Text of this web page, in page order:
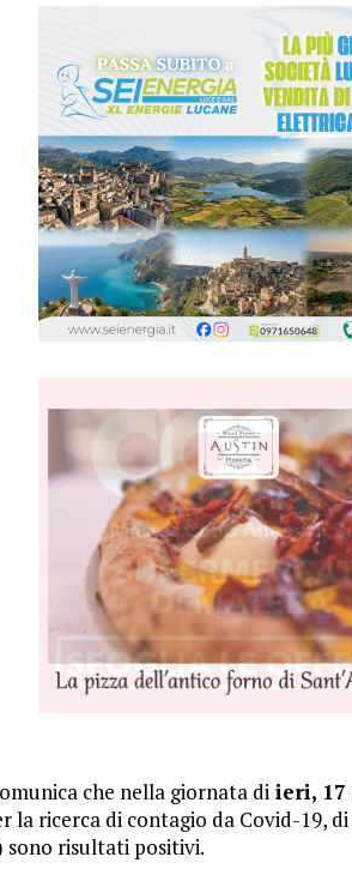
che nella giornata di ieri, 17
la ricerca di contagio da Covid-19,
sono risultati positivi.